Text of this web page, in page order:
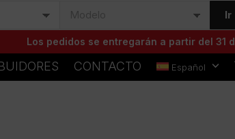
Ir
Los pedidos se entregarán a partir del 31
CONTACTO Español